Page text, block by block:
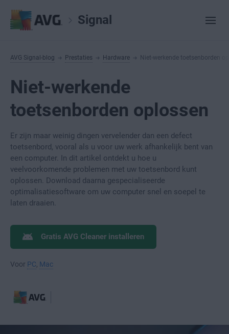
Signal
AVG Signal-blog Prestaties Hardware Niet-werkende toetsenborden
Niet-werkende
toetsenborden oplossen
Er zijn maar weinig dingen vervelender dan een defect
toetsenbord, vooral als u voor uw werk afhankelijk bent van
een computer. In dit artikel ontdekt u hoe u
veelvoorkomende problemen met uw toetsenbord kunt
oplossen. Download daarna gespecialiseerde
optimalisatiesoftware om uw computer snel en soepel te
laten draaien.
Gratis AVG Cleaner installeren
Voor PC Mac